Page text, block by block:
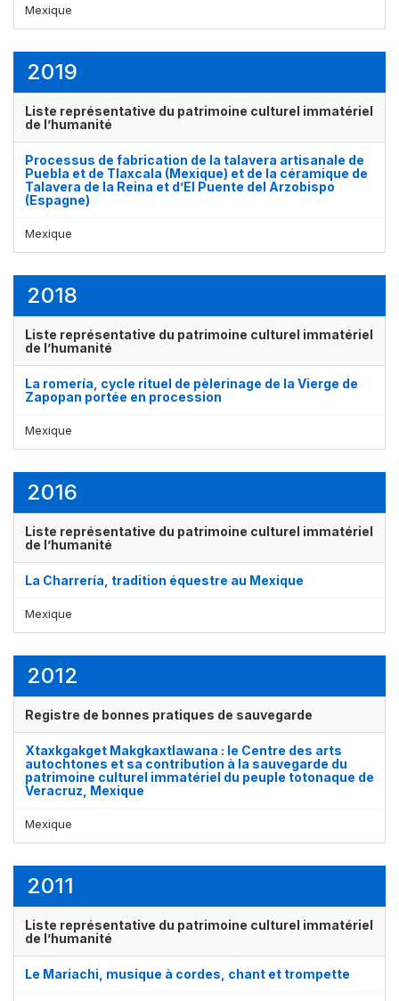
Mexique
2019
Liste représentative du patrimoine culturel immatériel
de l’humanité
Processus de fabrication de la talavera artisanale de
Puebla et de Tlaxcala (Mexique) et de la céramique de
Talavera de la Reina et d’El Puente del Arzobispo
(Espagne)
Mexique
2018
Liste représentative du patrimoine culturel immatériel
de l’humanité
La romería, cycle rituel de pèlerinage de la Vierge de
Zapopan portée en procession
Mexique
2016
Liste représentative du patrimoine culturel immatériel
de l’humanité
La Charrería, tradition équestre au Mexique
Mexique
2012
Registre de bonnes pratiques de sauvegarde
Xtaxkgakget Makgkaxtlawana : le Centre des arts
autochtones et sa contribution à la sauvegarde du
patrimoine culturel immatériel du peuple totonaque de
Veracruz, Mexique
Mexique
2011
Liste représentative du patrimoine culturel immatériel
de l’humanité
Le Mariachi, musique à cordes, chant et trompette